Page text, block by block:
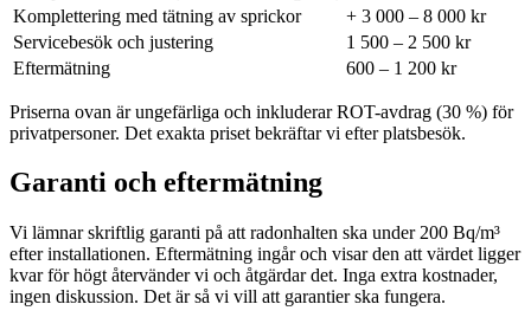
Komplettering med tätning av sprickor
+ 3 000 – 8 000 kr
Servicebesök och justering
1 500 – 2 500 kr
Eftermätning
600 – 1 200 kr
Priserna ovan är ungefärliga och inkluderar ROT-avdrag (30 %) för
privatpersoner. Det exakta priset bekräftar vi efter platsbesök.
Garanti och eftermätning
Vi lämnar skriftlig garanti på att radonhalten ska under 200 Bq/m³
efter installationen. Eftermätning ingår och visar den att värdet ligger
kvar för högt återvänder vi och åtgärdar det. Inga extra kostnader,
ingen diskussion. Det är så vi vill att garantier ska fungera.